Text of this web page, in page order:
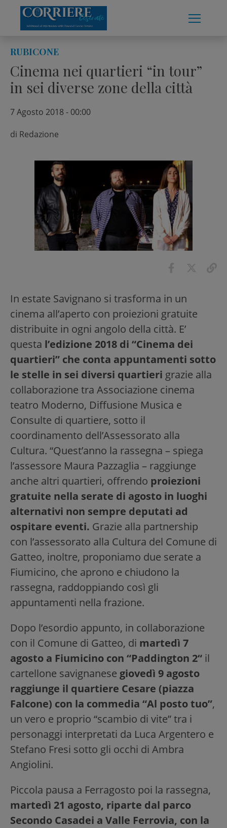
content
RUBICONE
Cinema nei quartieri “in tour”
in sei diverse zone della città
7 Agosto 2018 - 00:00
di Redazione
In estate Savignano si trasforma in un
cinema all’aperto con proiezioni gratuite
distribuite in ogni angolo della città. E’
questa l’edizione 2018 di “Cinema dei
quartieri” che conta appuntamenti sotto
le stelle in sei diversi quartieri grazie alla
collaborazione tra Associazione cinema
teatro Moderno, Diffusione Musica e
Consulte di quartiere, sotto il
coordinamento dell’Assessorato alla
Cultura. “Quest’anno la rassegna – spiega
l’assessore Maura Pazzaglia – raggiunge
anche altri quartieri, offrendo proiezioni
gratuite nella serate di agosto in luoghi
alternativi non sempre deputati ad
ospitare eventi. Grazie alla partnership
con l’assessorato alla Cultura del Comune di
Gatteo, inoltre, proponiamo due serate a
Fiumicino, che aprono e chiudono la
rassegna, raddoppiando così gli
appuntamenti nella frazione.
Dopo l’esordio appunto, in collaborazione
con il Comune di Gatteo, di martedì 7
agosto a Fiumicino con “Paddington 2“ il
cartellone savignanese giovedì 9 agosto
raggiunge il quartiere Cesare (piazza
Falcone) con la commedia “Al posto tuo”,
un vero e proprio “scambio di vite” tra i
personaggi interpretati da Luca Argentero e
Stefano Fresi sotto gli occhi di Ambra
Angiolini.
Piccola pausa a Ferragosto poi la rassegna,
martedì 21 agosto, riparte dal parco
Secondo Casadei a Valle Ferrovia, con la